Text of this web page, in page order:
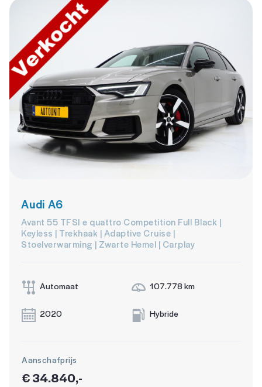
Audi A6
Avant 55 TFSI e quattro Competition Full Black |
Keyless | Trekhaak | Adaptive Cruise |
Stoelverwarming | Zwarte Hemel | Carplay
Automaat 107.778 km
2020 Hybride
Aanschafprijs
€ 34.840,-